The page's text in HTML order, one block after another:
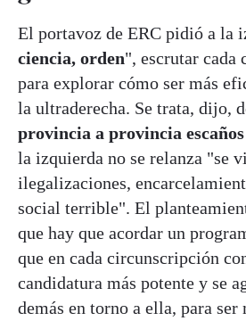
El portavoz de ERC pidió a la
ciencia, orden", escrutar cada
para explorar cómo ser más
la ultraderecha. Se trata, dijo,
provincia a provincia
la izquierda no se relanza "se
ilegalizaciones,
social terrible". El
que hay que acordar un
que en cada circunscripción
candidatura más potente y se
demás en torno a ella, para ser